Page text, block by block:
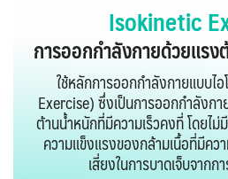
Isokinetic
การออกกำลังกายด้วยแรง
ใช้หลักการออกกำลังกายแบบไ
Exercise) ซึ่งเป็นการออกกำลังก
ต้านน้ำหนักที่มีความเร็วคงที่ โดยไม่
ความแข็งแรงของกล้ามเนื้อที่มีค
เสี่ยงในการบาดเจ็บจาก